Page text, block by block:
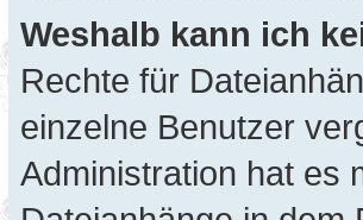
Weshalb kann ich
Rechte für
einzelne Benutzer
Administration hat es